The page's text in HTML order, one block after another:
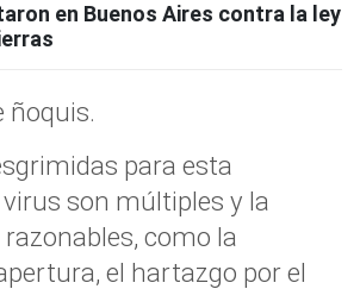
en Buenos Aires contra la ley
ñoquis.
para esta
son múltiples y la
como la
el hartazgo por el